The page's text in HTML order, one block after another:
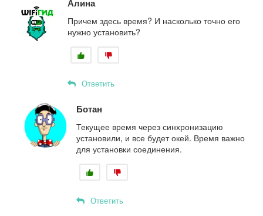
Алина
Причем здесь время? И насколько точно его
нужно установить?
Ответить
Ботан
Текущее время через синхронизацию
установили, и все будет окей. Время важно
для установки соединения.
Ответить